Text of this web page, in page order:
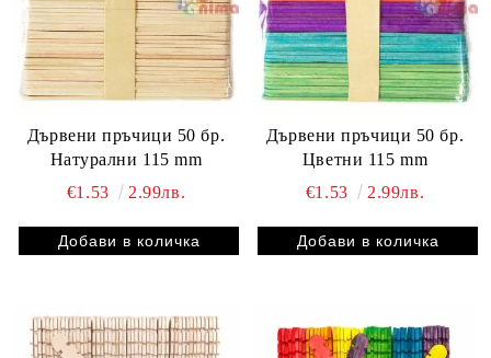
Дървени пръчици 50 бр.
Натурални 115 mm
€1.53
2.99лв.
Дървени пръчици 50 бр.
Цветни 115 mm
€1.53
2.99лв.